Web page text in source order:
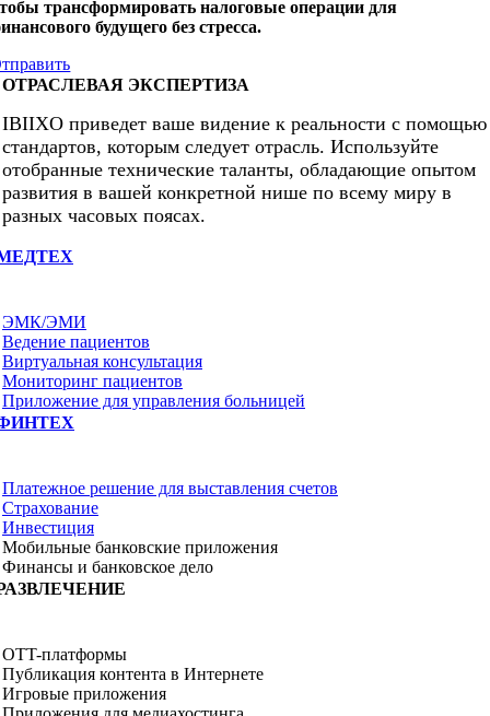
трансформировать налоговые операции для
будущего без стресса.
ОТРАСЛЕВАЯ ЭКСПЕРТИЗА
IBIIXO приведет ваше видение к реальности с помощью
стандартов, которым следует отрасль. Используйте
отобранные технические таланты, обладающие опытом
развития в вашей конкретной нише по всему миру в
разных часовых поясах.
ЭМК/ЭМИ
Ведение пациентов
Виртуальная консультация
Мониторинг пациентов
Приложение для управления больницей
Платежное решение для выставления счетов
Страхование
Инвестиция
Мобильные банковские приложения
Финансы и банковское дело
OTT-платформы
Публикация контента в Интернете
Игровые приложения